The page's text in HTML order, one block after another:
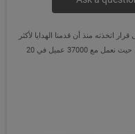
اتخذته منذ أن قدمنا الهدايا لأكثر
من 50 علامة تجارية مشهورة في جميع أنحاء العالم ، حيث نعمل مع 37000 عميل في 20